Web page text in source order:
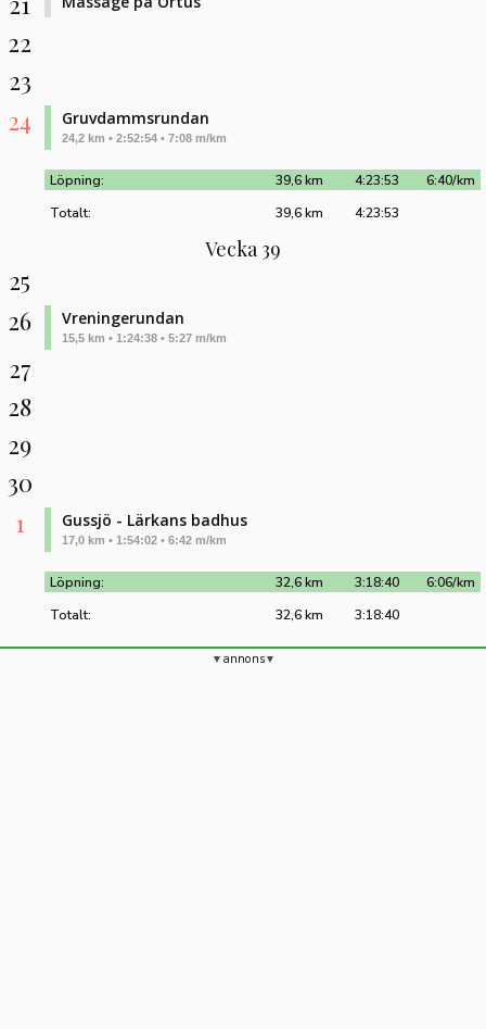
22
23
24
Gruvdammsrundan
24,2 km • 2:52:54 • 7:08 m/km
Löpning: 6:40/km
4:23:53
39,6 km
Totalt:
4:23:53
39,6 km
Vecka 39
25
26
Vreningerundan
15,5 km • 1:24:38 • 5:27 m/km
27
28
29
30
1
Gussjö - Lärkans badhus
17,0 km • 1:54:02 • 6:42 m/km
Löpning: 6:06/km
3:18:40
32,6 km
Totalt:
3:18:40
32,6 km
annons